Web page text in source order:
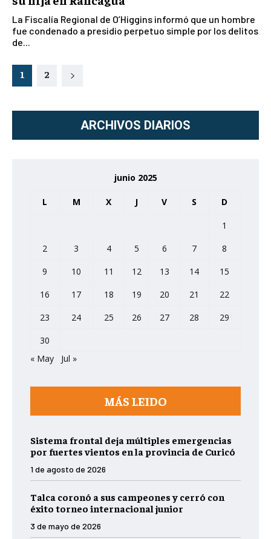
La Fiscalía Regional de O’Higgins informó que un hombre
fue condenado a presidio perpetuo simple por los delitos
de...
1 2
ARCHIVOS DIARIOS
junio 2025
L M X J V S D
1
2
3 4 5 6 7
8
9
10 11 12 13 14
15
16
17 18 19 20 21
22
23
24 25 26 27 28
29
30
« May
Jul »
MÁS LEIDO
Sistema frontal deja múltiples emergencias
por fuertes vientos en la provincia de Curicó
1 de agosto de 2026
Talca coronó a sus campeones y cerró con
éxito torneo internacional junior
3 de mayo de 2026